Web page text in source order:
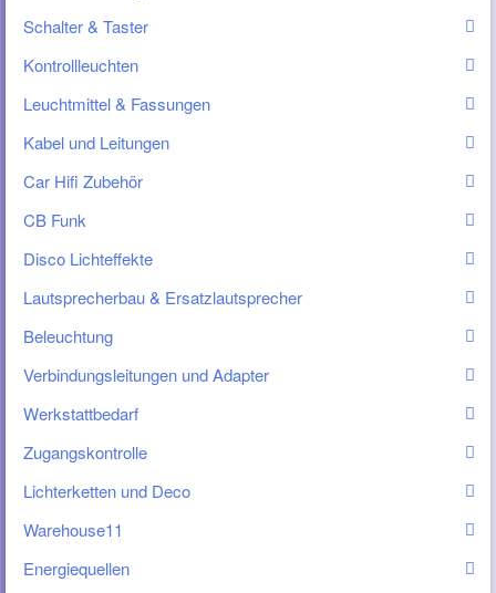
Schalter & Taster
Kontrollleuchten
Leuchtmittel & Fassungen
Kabel und Leitungen
Car Hifi Zubehör
CB Funk
Disco Lichteffekte
Lautsprecherbau & Ersatzlautsprecher
Beleuchtung
Verbindungsleitungen und Adapter
Werkstattbedarf
Zugangskontrolle
Lichterketten und Deco
Warehouse11
Energiequellen